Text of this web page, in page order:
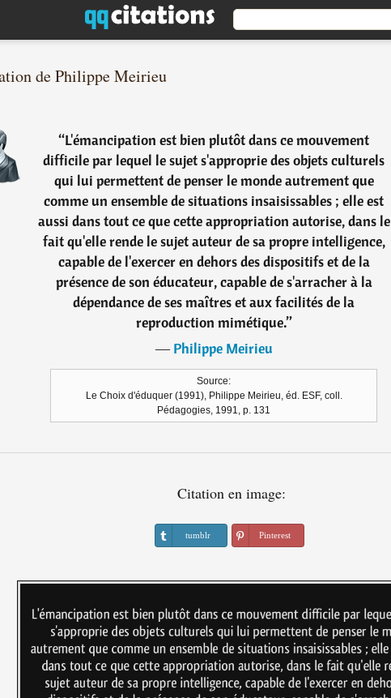
de Philippe Meirieu
“L'émancipation est bien plutôt dans ce mouvement
difficile par lequel le sujet s'approprie des objets culturels
qui lui permettent de penser le monde autrement que
comme un ensemble de situations insaisissables ; elle est
aussi dans tout ce que cette appropriation autorise, dans le
fait qu'elle rende le sujet auteur de sa propre intelligence,
capable de l'exercer en dehors des dispositifs et de la
présence de son éducateur, capable de s'arracher à la
dépendance de ses maîtres et aux facilités de la
reproduction mimétique.”
―Philippe Meirieu
Source:
Le Choix d'éduquer (1991), Philippe Meirieu, éd. ESF, coll.
Pédagogies, 1991, p. 131
Citation en image:
tumblr Pinterest